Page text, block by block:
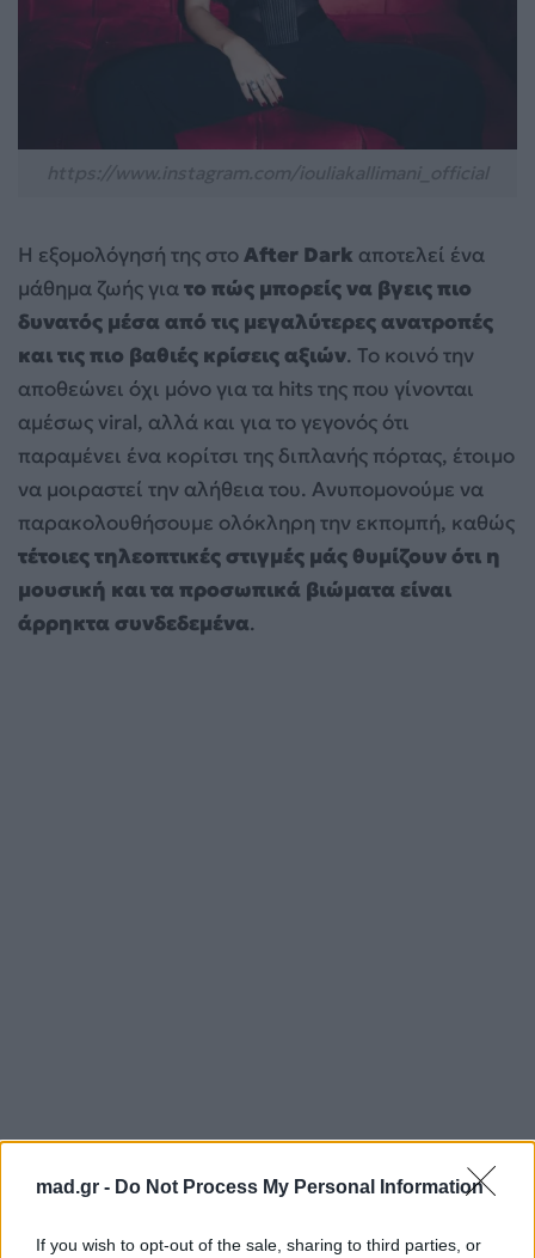
mad.gr - Do Not Process My Personal Information
If you wish to opt-out of the sale, sharing to third parties, or
Η εξομολόγησή της στοAfter Dark αποτελεί ένα
μάθημα ζωής γιατο πώς μπορείς να βγεις πιο
δυνατός μέσα από τις μεγαλύτερες ανατροπές
και τις πιο βαθιές κρίσεις αξιών. Το κοινό την
αποθεώνει όχι μόνο για τα hits της που γίνονται
αμέσως viral, αλλά και για το γεγονός ότι
παραμένει ένα κορίτσι της διπλανής πόρτας, έτοιμο
να μοιραστεί την αλήθεια του. Ανυπομονούμε να
παρακολουθήσουμε ολόκληρη την εκπομπή, καθώς
τέτοιες τηλεοπτικές στιγμές μάς θυμίζουν ότι η
μουσική και τα προσωπικά βιώματα είναι
άρρηκτα συνδεδεμένα.